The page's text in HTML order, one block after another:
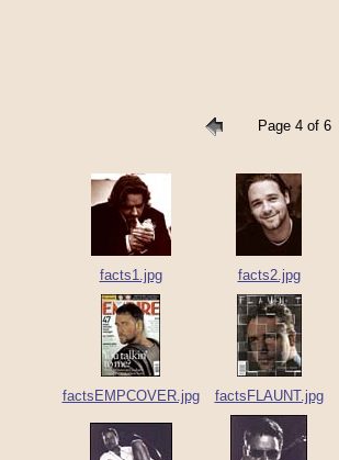
Page 4 of 6
facts1.jpg facts2.jpg
factsEMPCOVER.jpg factsFLAUNT.jpg